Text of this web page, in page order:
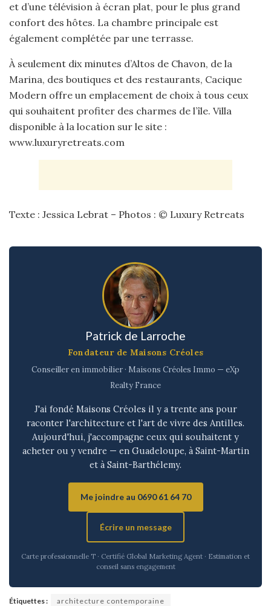
et d’une télévision à écran plat, pour le plus grand
confort des hôtes. La chambre principale est
également complétée par une terrasse.
À seulement dix minutes d’Altos de Chavon, de la
Marina, des boutiques et des restaurants, Cacique
Modern offre un emplacement de choix à tous ceux
qui souhaitent profiter des charmes de l’île. Villa
disponible à la location sur le site :
www.luxuryretreats.com
Texte : Jessica Lebrat – Photos : © Luxury Retreats
Patrick de Larroche
Fondateur de Maisons Créoles
Conseiller en immobilier · Maisons Créoles Immo — eXp
Realty France
J'ai fondé Maisons Créoles il y a trente ans pour
raconter l'architecture et l'art de vivre des Antilles.
Aujourd'hui, j'accompagne ceux qui souhaitent y
acheter ou y vendre — en Guadeloupe, à Saint-Martin
et à Saint-Barthélemy.
Me joindre au 0690 61 64 70
Écrire un message
Carte professionnelle T · Certifié Global Marketing Agent · Estimation et
conseil sans engagement
Étiquettes :
architecture contemporaine